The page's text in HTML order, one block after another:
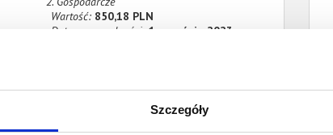
Szczegóły
Wartość: 850,18 PLN
Data wymagalności: 1 września 2023